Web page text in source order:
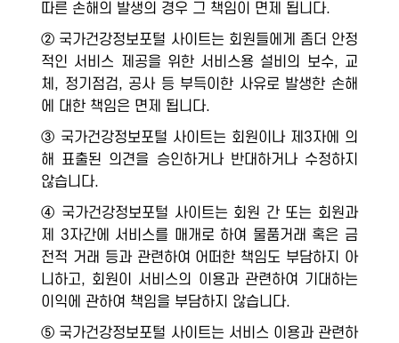
따른 손해의 발생의 경우 그 책임이 면제 됩니다.
② 국가건강정보포털 사이트는 회원들에게 좀더 안정
적인 서비스 제공을 위한 서비스용 설비의 보수, 교
체, 정기점검, 공사 등 부득이한 사유로 발생한 손해
에 대한 책임은 면제 됩니다.
③ 국가건강정보포털 사이트는 회원이나 제3자에 의
해 표출된 의견을 승인하거나 반대하거나 수정하지
않습니다.
④ 국가건강정보포털 사이트는 회원 간 또는 회원과
제 3자간에 서비스를 매개로 하여 물품거래 혹은 금
전적 거래 등과 관련하여 어떠한 책임도 부담하지 아
니하고, 회원이 서비스의 이용과 관련하여 기대하는
이익에 관하여 책임을 부담하지 않습니다.
⑤ 국가건강정보포털 사이트는 서비스 이용과 관련하